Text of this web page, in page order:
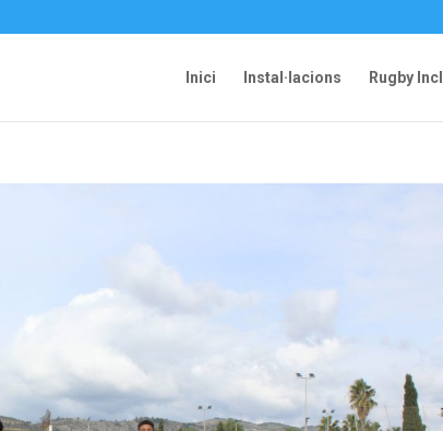
Inici Instal·lacions Rugby